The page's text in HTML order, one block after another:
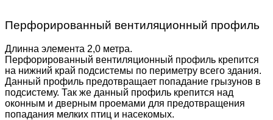
Перфорированный вентиляционный профиль
Длинна элемента 2,0 метра.
Перфорированный вентиляционный профиль крепится
на нижний край подсистемы по периметру всего здания.
Данный профиль предотвращает попадание грызунов в
подсистему. Так же данный профиль крепится над
оконным и дверным проемами для предотвращения
попадания мелких птиц и насекомых.